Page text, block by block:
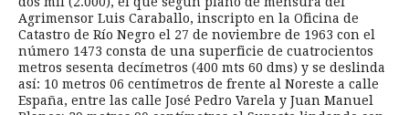
Agrimensor Luis Caraballo, inscripto en la Oficina de
Catastro de Río Negro el 27 de noviembre de 1963 con el
número 1473 consta de una superficie de cuatrocientos
metros sesenta decímetros (400 mts 60 dms) y se deslinda
así: 10 metros 06 centímetros de frente al Noreste a calle
España, entre las calle José Pedro Varela y Juan Manuel